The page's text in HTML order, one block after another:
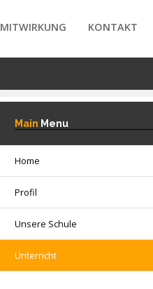
MITWIRKUNG KONTAKT
Main Menu
Home
Profil
Unsere Schule
Unterricht